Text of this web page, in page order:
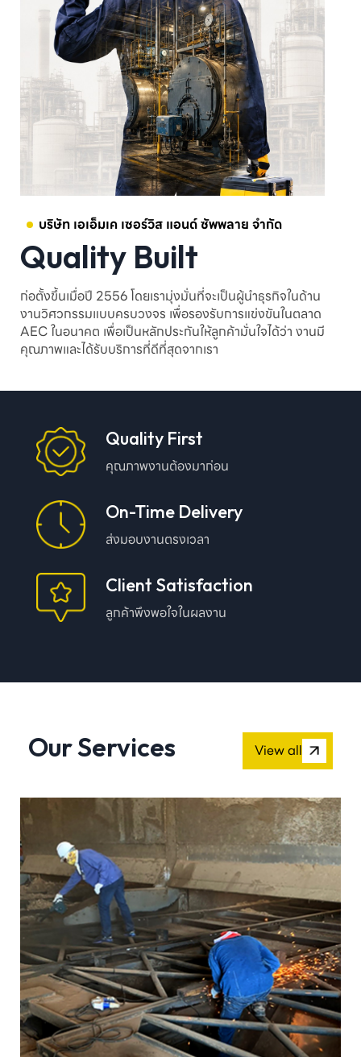
บริษัท เอเอ็มเค เซอร์วิส แอนด์ ซัพพลาย จำกัด
Quality Built
ก่อตั้งขึ้นเมื่อปี 2556 โดยเรามุ่งมั่นที่จะเป็นผู้นำธุรกิจในด้าน
งานวิศวกรรมแบบครบวงจร เพื่อรองรับการแข่งขันในตลาด
AEC ในอนาคต เพื่อเป็นหลักประกันให้ลูกค้ามั่นใจได้ว่า งานมี
คุณภาพและได้รับบริการที่ดีที่สุดจากเรา
Quality First
คุณภาพงานต้องมาก่อน
On-Time Delivery
ส่งมอบงานตรงเวลา
Client Satisfaction
ลูกค้าพึงพอใจในผลงาน
Our Services View all